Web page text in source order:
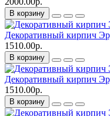
В корзину
Декоративный кирпич
1510.00р.
В корзину
Декоративный кирпич
1510.00р.
В корзину